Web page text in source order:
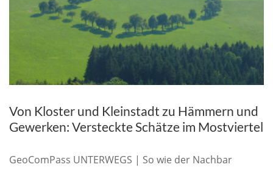
Von Kloster und Kleinstadt zu Hämmern und
Gewerken: Versteckte Schätze im Mostviertel
GeoComPass UNTERWEGS | So wie der Nachbar